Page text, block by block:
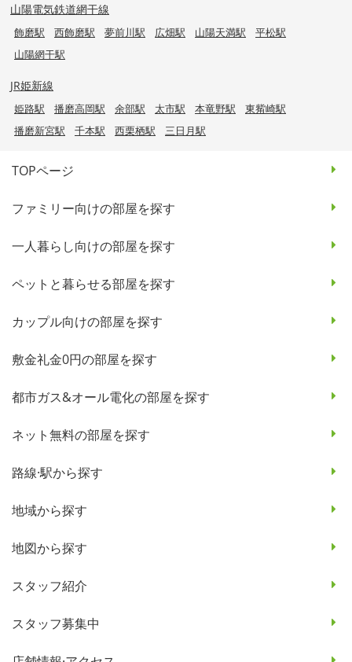
山陽電気鉄道網干線
飾磨駅 西飾磨駅 夢前川駅 広畑駅 山陽天満駅
平松駅
山陽網干駅
JR姫新線
姫路駅 播磨高岡駅 余部駅 太市駅 本竜野駅
東觜崎駅
播磨新宮駅
千本駅 西栗栖駅 三日月駅
TOPページ
ファミリー向けの部屋を探す
一人暮らし向けの部屋を探す
ペットと暮らせる部屋を探す
カップル向けの部屋を探す
敷金礼金0円の部屋を探す
都市ガス&オール電化の部屋を探す
ネット無料の部屋を探す
路線·駅から探す
地域から探す
地図から探す
スタッフ紹介
スタッフ募集中